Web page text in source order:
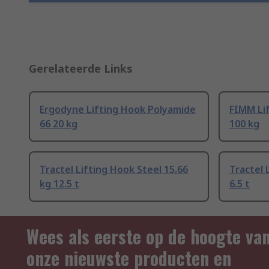
Gerelateerde Links
Ergodyne Lifting Hook Polyamide
66 20 kg
FIMM
100 kg
Tractel Lifting Hook Steel 15.66
kg 12.5 t
Tractel
6.5 t
Wees als eerste op de hoogte
onze nieuwste producten en